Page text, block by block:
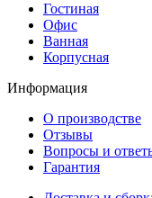
Гостиная
Офис
Ванная
Корпусная
Информация
О производстве
Отзывы
Вопросы и
Гарантия